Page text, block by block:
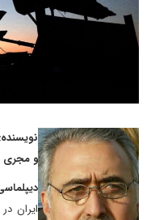
و مجری
ایران